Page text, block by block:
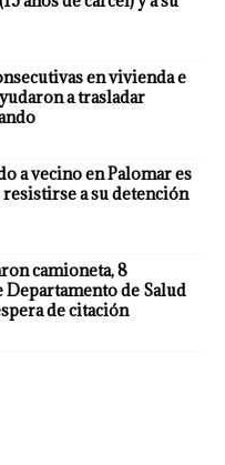
en vivienda e
a trasladar
a vecino en Palomar es
a su detención
camioneta, 8
Departamento de Salud
de citación